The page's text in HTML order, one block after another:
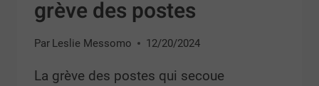
grève des postes
Par Leslie Messomo 12/20/2024
La grève des postes qui secoue